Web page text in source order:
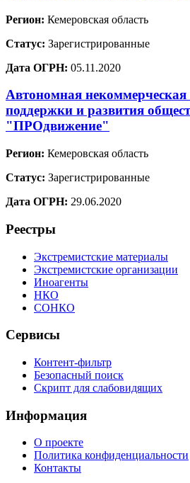
Регион: Кемеровская область
Статус: Зарегистрированные
Дата ОГРН: 05.11.2020
Автономная некоммерческая
поддержки и развития
"ПРОдвижение"
Регион: Кемеровская область
Статус: Зарегистрированные
Дата ОГРН: 29.06.2020
Реестры
Экстремистские материалы
Экстремистские организации
Иноагенты
НКО
СОНКО
Сервисы
Контент-фильтр
Безопасный поиск
Скрипт для слабовидящих
Информация
О проекте
Политика конфиденциальности
Контакты